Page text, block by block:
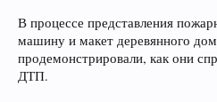
В процессе представления
машину и макет деревянного
продемонстрировали, как они
ДТП.